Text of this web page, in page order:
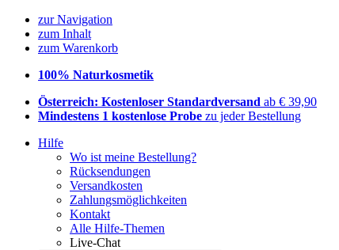
zur Navigation
zum Inhalt
zum Warenkorb
100% Naturkosmetik
Österreich: Kostenloser Standardversand ab € 39,90
Mindestens 1 kostenlose Probe zu jeder Bestellung
Hilfe
Wo ist meine Bestellung?
Rücksendungen
Versandkosten
Zahlungsmöglichkeiten
Kontakt
Alle Hilfe-Themen
Live-Chat